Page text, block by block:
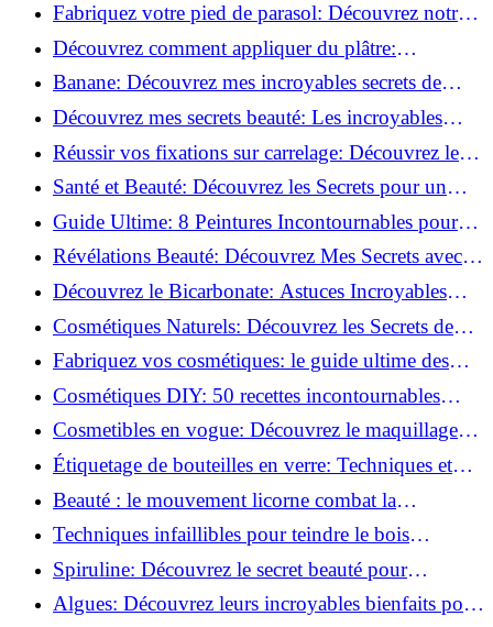
peau!
Fabriquez votre pied de parasol: Découvrez notre
tutoriel facile !
Découvrez comment appliquer du plâtre:
Techniques pour un mur intérieur parfait!
Banane: Découvrez mes incroyables secrets de
beauté!
Découvrez mes secrets beauté: Les incroyables
vertus du curcuma!
Réussir vos fixations sur carrelage: Découvrez les
astuces infaillibles !
Santé et Beauté: Découvrez les Secrets pour un
Bien-être Optimal!
Guide Ultime: 8 Peintures Incontournables pour
Bois Extérieurs!
Révélations Beauté: Découvrez Mes Secrets avec le
Thé Vert Matcha!
Découvrez le Bicarbonate: Astuces Incroyables
pour Votre Quotidien!
Cosmétiques Naturels: Découvrez les Secrets de
Beauté Éco-responsables!
Fabriquez vos cosmétiques: le guide ultime des
produits de beauté maison!
Cosmétiques DIY: 50 recettes incontournables
pour sublimer votre beauté naturelle!
Cosmetibles en vogue: Découvrez le maquillage
100% comestible!
Étiquetage de bouteilles en verre: Techniques et
astuces incontournables!
Beauté : le mouvement licorne combat la
surconsommation !
Techniques infaillibles pour teindre le bois
naturellement: Découvrez comment!
Spiruline: Découvrez le secret beauté pour
revitaliser les peaux fatiguées!
Algues: Découvrez leurs incroyables bienfaits pour